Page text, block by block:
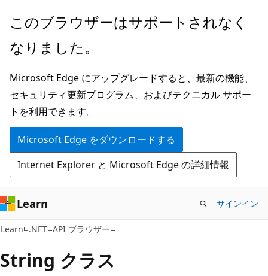
メ
ン
ン
テ
ン
ツ
に
ス
キ
ッ
プ
ペ
ジ
ナ
ビ
ゲ
ー
シ
ョ
ン
に
ス
キ
ッ
プ
このブラウザーはサポートされなく
なりました。
Microsoft Edge にアップグレードすると、最新の機能、
セキュリティ更新プログラム、およびテクニカル サポー
トを利用できます。
Microsoft Edge をダウンロードする
Internet Explorer と Microsoft Edge の詳細情報
Learn サインイン
Learn .NET API ブラウザー
String クラス